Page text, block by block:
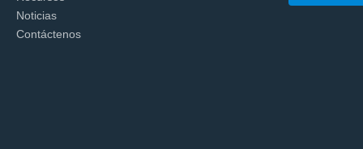
Noticias
Contáctenos